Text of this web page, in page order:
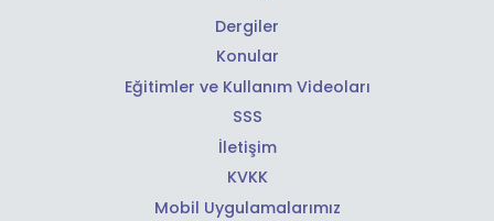
Dergiler
Konular
Eğitimler ve Kullanım Videoları
SSS
İletişim
KVKK
Mobil Uygulamalarımız